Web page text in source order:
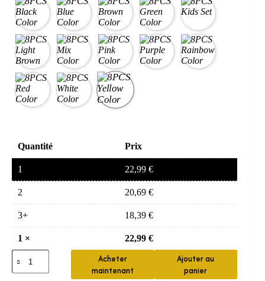
Quantité Prix
1 22,99 €
2 20,69 €
3+ 18,39 €
1 × 22,99 €
quantité
de
bambou
Acheter
maintenant
Ajouter au
panier